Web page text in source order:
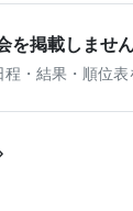
を掲載しませ
・結果・順位表